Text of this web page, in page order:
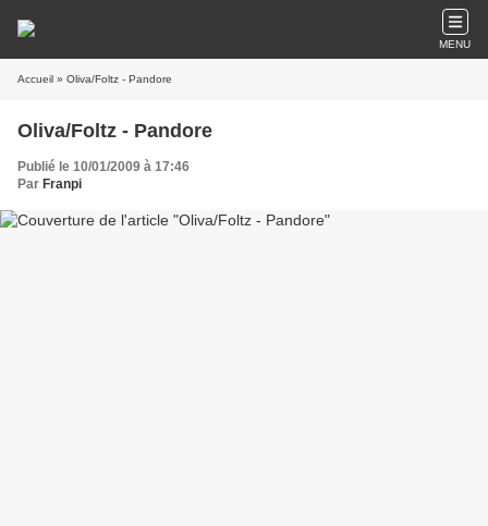
MENU
Accueil » Oliva/Foltz - Pandore
Oliva/Foltz - Pandore
Publié le 10/01/2009 à 17:46
Par Franpi